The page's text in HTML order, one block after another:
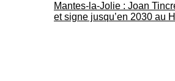
Mantes-la-Jolie : Joan
et signe jusqu’en 2030 au